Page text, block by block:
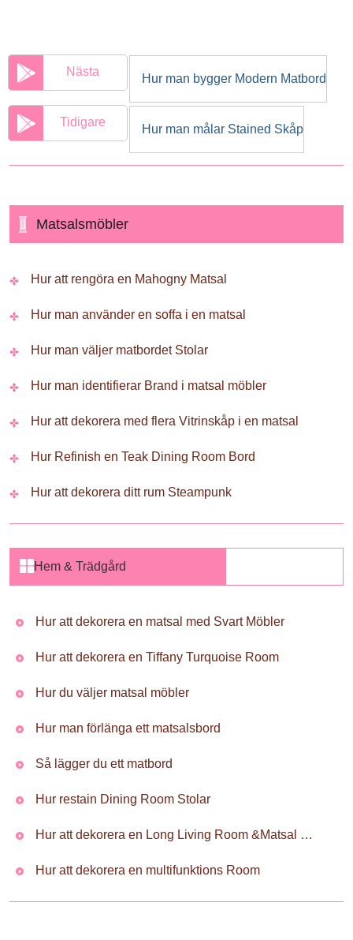
Nästa
Hur man bygger Modern Matbord
Tidigare
Hur man målar Stained Skåp
Matsalsmöbler
Hur att rengöra en Mahogny Matsal
Hur man använder en soffa i en matsal
Hur man väljer matbordet Stolar
Hur man identifierar Brand i matsal möbler
Hur att dekorera med flera Vitrinskåp i en matsal
Hur Refinish en Teak Dining Room Bord
Hur att dekorera ditt rum Steampunk
Hem & Trädgård
Hur att dekorera en matsal med Svart Möbler
Hur att dekorera en Tiffany Turquoise Room
Hur du väljer matsal möbler
Hur man förlänga ett matsalsbord
Så lägger du ett matbord
Hur restain Dining Room Stolar
Hur att dekorera en Long Living Room &Matsal Wall
Hur att dekorera en multifunktions Room